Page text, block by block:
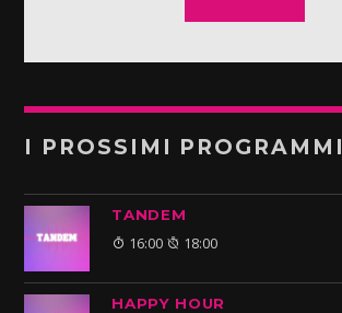
I PROSSIMI PROGRAMMI
TANDEM
16:00 18:00
HAPPY HOUR